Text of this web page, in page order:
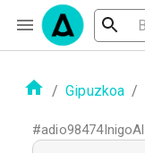
/ Gipuzkoa /
#